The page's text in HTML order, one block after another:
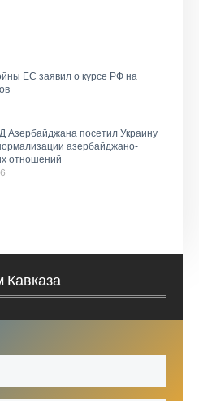
ЕС заявил о курсе РФ на
Азербайджана посетил Украину
азербайджано-
отношений
Кавказа